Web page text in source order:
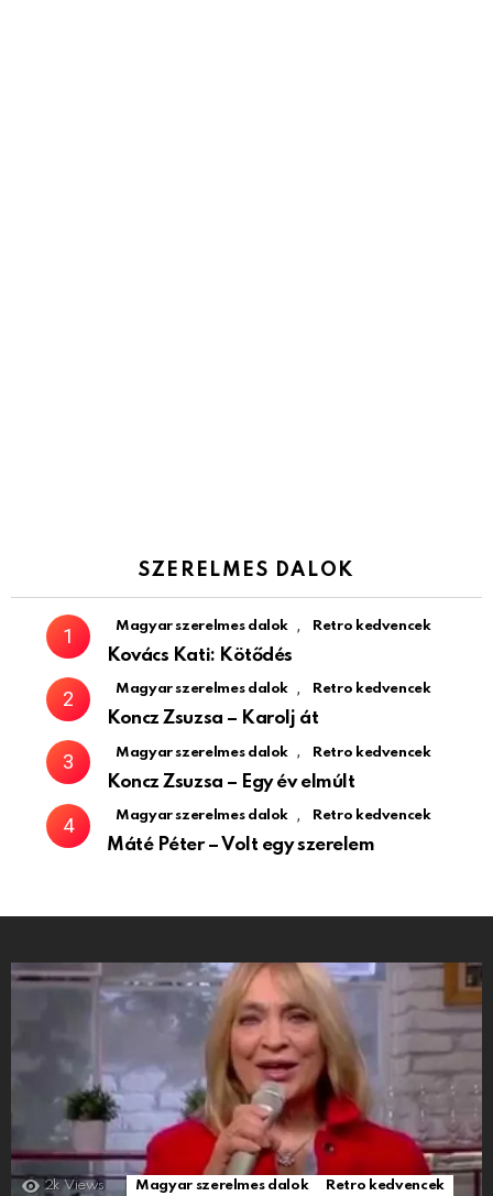
SZERELMES DALOK
Magyar szerelmes dalok , Retro kedvencek
Kovács Kati: Kötődés
Magyar szerelmes dalok , Retro kedvencek
Koncz Zsuzsa – Karolj át
Magyar szerelmes dalok , Retro kedvencek
Koncz Zsuzsa – Egy év elmúlt
Magyar szerelmes dalok , Retro kedvencek
Máté Péter – Volt egy szerelem
2k Views Magyar szerelmes dalok Retro kedvencek